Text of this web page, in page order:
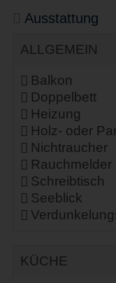
Ausstattung
ALLGEMEIN
Balkon
Doppelbett
Heizung
Holz- oder
Nichtraucher
Rauchmelder
Schreibtisch
Seeblick
KÜCHE